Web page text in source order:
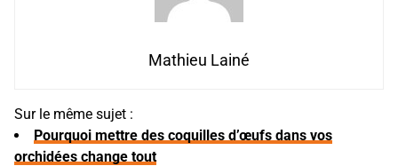
Mathieu Lainé
Sur le même sujet :
Pourquoi mettre des coquilles d’œufs dans vos
orchidées change tout